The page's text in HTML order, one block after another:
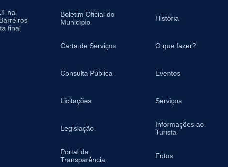
na
final
Boletim Oficial do
Município
Carta de Serviços
Consulta Pública
Licitações
Legislação
Portal da
Transparência
História
O que fazer?
Eventos
Serviços
Informações ao
Turista
Fotos